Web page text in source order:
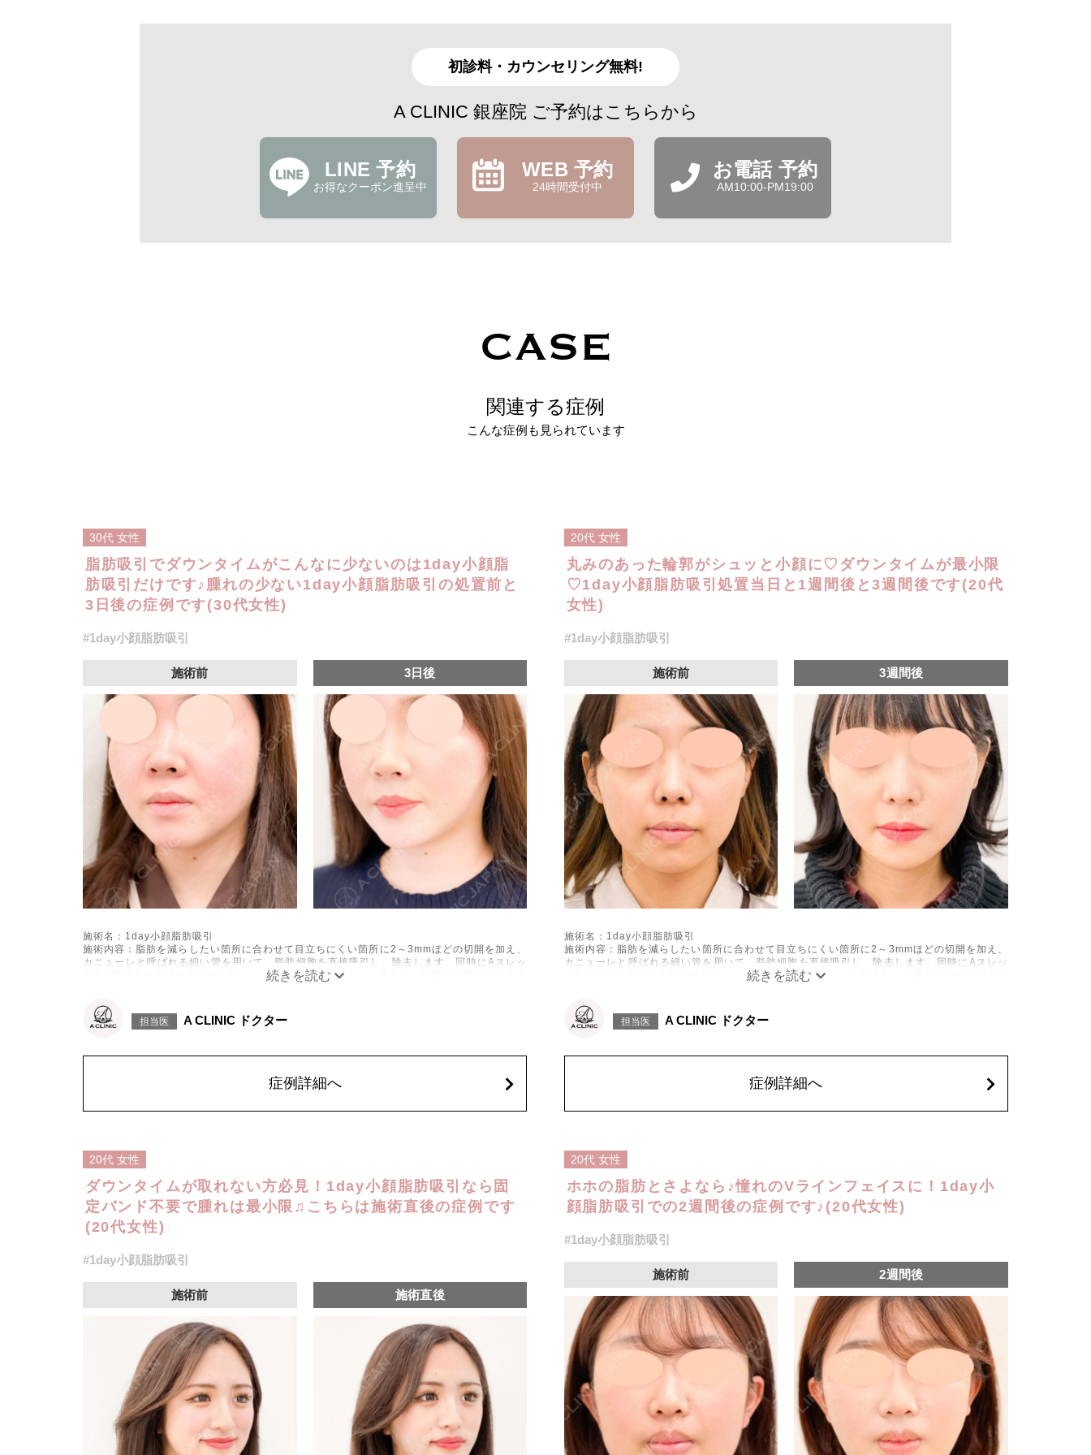
初診料・カウンセリング無料!
A CLINIC 銀座院 ご予約はこちらから
LINE 予約
お得なクーポン進呈中
WEB 予約
24時間受付中
お電話 予約
AM10:00-PM19:00
CASE
関連する症例
こんな症例も見られています
30代 女性
脂肪吸引でダウンタイムがこんなに少ないのは1day小顔脂
肪吸引だけです♪腫れの少ない1day小顔脂肪吸引の処置前と
3日後の症例です(30代女性)
#1day小顔脂肪吸引
施術前 3日後
施術名：1day小顔脂肪吸引
施術内容：脂肪を減らしたい箇所に合わせて目立ちにくい箇所に2～3mmほどの切開を加え、
カニューレと呼ばれる細い管を用いて、脂肪細胞を直接吸引し、除去します。同時にAスレッ
ド®と呼ばれる溶ける繊維をお顔の目立たない部分から皮下へ挿入し、皮膚を内側から引き上
リスク、副作用：赤み、熱感、痛み、しびれ、むくみ、内出血、引き攣れ感などが術後一時的
に生じることがございます。また、稀に貧血、細菌感染症、左右差、施術箇所の知覚鈍麻、ぼ
顔の脂肪吸引箇所の追加 1ヶ所ごと+162,800円(税込)
担当医 A CLINIC ドクター
症例詳細へ
20代 女性
丸みのあった輪郭がシュッと小顔に♡ダウンタイムが最小限
♡1day小顔脂肪吸引処置当日と1週間後と3週間後です(20代
女性)
#1day小顔脂肪吸引
施術前 3週間後
施術名：1day小顔脂肪吸引
施術内容：脂肪を減らしたい箇所に合わせて目立ちにくい箇所に2～3mmほどの切開を加え、
カニューレと呼ばれる細い管を用いて、脂肪細胞を直接吸引し、除去します。同時にAスレッ
ド®と呼ばれる溶ける繊維をお顔の目立たない部分から皮下へ挿入し、皮膚を内側から引き上
リスク、副作用：赤み、熱感、痛み、しびれ、むくみ、内出血、引き攣れ感などが術後一時的
に生じることがございます。また、稀に貧血、細菌感染症、左右差、施術箇所の知覚鈍麻、ぼ
顔の脂肪吸引箇所の追加 1ヶ所ごと+162,800円(税込)
担当医 A CLINIC ドクター
症例詳細へ
20代 女性
ダウンタイムが取れない方必見！1day小顔脂肪吸引なら固
定バンド不要で腫れは最小限♫こちらは施術直後の症例です
(20代女性)
#1day小顔脂肪吸引
施術前 施術直後
20代 女性
ホホの脂肪とさよなら♪憧れのVラインフェイスに！1day小
顔脂肪吸引での2週間後の症例です♪(20代女性)
#1day小顔脂肪吸引
施術前 2週間後